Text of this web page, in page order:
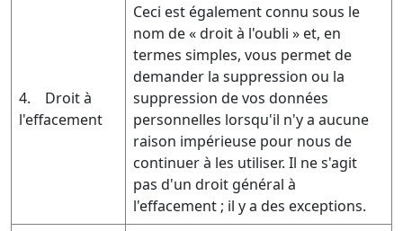
4. Droit à
l'effacement
Ceci est également connu sous le
nom de « droit à l'oubli » et, en
termes simples, vous permet de
demander la suppression ou la
suppression de vos données
personnelles lorsqu'il n'y a aucune
raison impérieuse pour nous de
continuer à les utiliser. Il ne s'agit
pas d'un droit général à
l'effacement ; il y a des exceptions.